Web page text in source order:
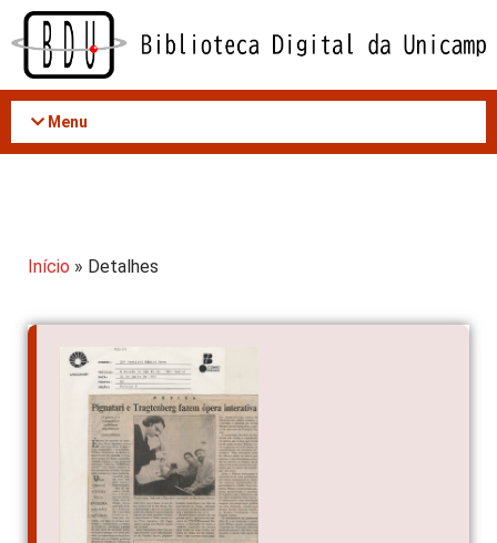
Acessar
conteúdo
Menu
Início » Detalhes